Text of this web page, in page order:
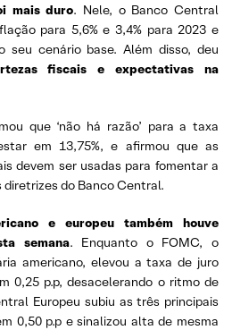
mais duro. Nele, o Banco Central
para 5,6% e 3,4% para 2023 e
seu cenário base. Além disso, deu
fiscais e expectativas na
que ‘não há razão’ para a taxa
em 13,75%, e afirmou que as
devem ser usadas para fomentar a
do Banco Central.
e europeu também houve
semana. Enquanto o FOMC, o
americano, elevou a taxa de juro
0,25 p.p, desacelerando o ritmo de
Europeu subiu as três principais
0,50 p.p e sinalizou alta de mesma